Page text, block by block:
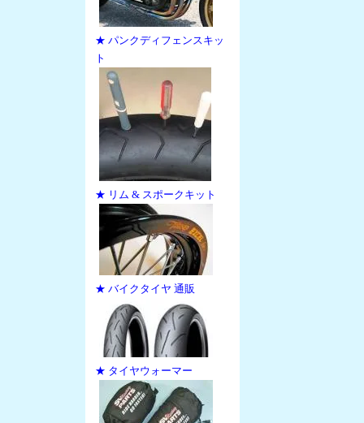
★ パンクディフェンスキッ
ト
★ リム & スポークキット
★ バイクタイヤ 通販
★ タイヤウォーマー